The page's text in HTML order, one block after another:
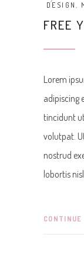
DESIGN,
FREE
Lorem
adipiscing
tincidunt
volutpat.
nostrud
lobortis
CONTINUE